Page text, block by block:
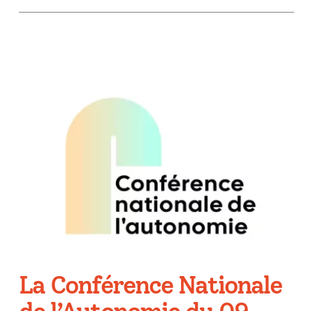
La Conférence Nationale